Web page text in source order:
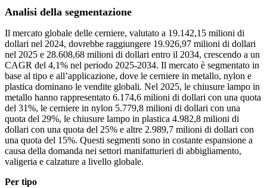
Analisi della segmentazione
Il mercato globale delle cerniere, valutato a 19.142,15 milioni di
dollari nel 2024, dovrebbe raggiungere 19.926,97 milioni di dollari
nel 2025 e 28.608,68 milioni di dollari entro il 2034, crescendo a un
CAGR del 4,1% nel periodo 2025-2034. Il mercato è segmentato in
base al tipo e all’applicazione, dove le cerniere in metallo, nylon e
plastica dominano le vendite globali. Nel 2025, le chiusure lampo in
metallo hanno rappresentato 6.174,6 milioni di dollari con una quota
del 31%, le cerniere in nylon 5.779,8 milioni di dollari con una
quota del 29%, le chiusure lampo in plastica 4.982,8 milioni di
dollari con una quota del 25% e altre 2.989,7 milioni di dollari con
una quota del 15%. Questi segmenti sono in costante espansione a
causa della domanda nei settori manifatturieri di abbigliamento,
valigeria e calzature a livello globale.
Per tipo